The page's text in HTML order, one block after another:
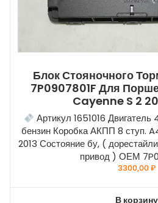
Блок Стояночного
7P0907801F Для
Cayenne S 2
Артикул 1651016
бензин Коробка АКПП 8 ступ.
2013 Состояние бу, (
привод ) ОЕМ
3300,00₽
В корзину